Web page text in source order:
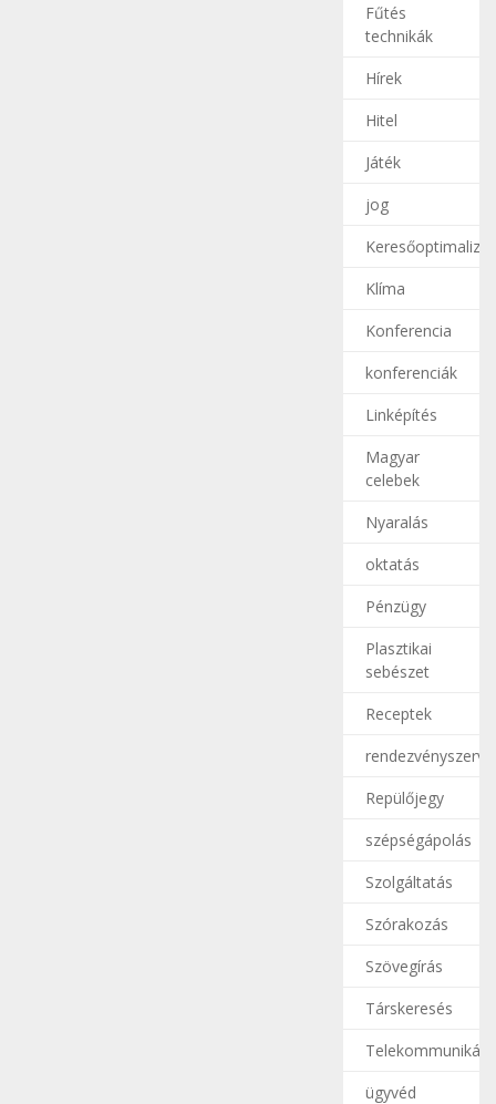
Fűtés
technikák
Hírek
Hitel
Játék
jog
Klíma
Konferencia
konferenciák
Linképítés
Magyar
celebek
Nyaralás
oktatás
Pénzügy
Plasztikai
sebészet
Receptek
Repülőjegy
szépségápolás
Szolgáltatás
Szórakozás
Szövegírás
Társkeresés
ügyvéd